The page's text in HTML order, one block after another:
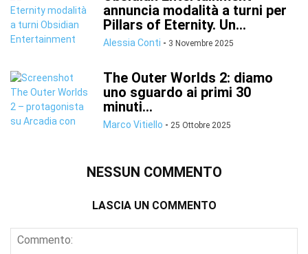
annuncia modalità a turni per
Pillars of Eternity. Un...
Alessia Conti - 3 Novembre 2025
The Outer Worlds 2: diamo
uno sguardo ai primi 30
minuti...
Marco Vitiello - 25 Ottobre 2025
NESSUN COMMENTO
LASCIA UN COMMENTO